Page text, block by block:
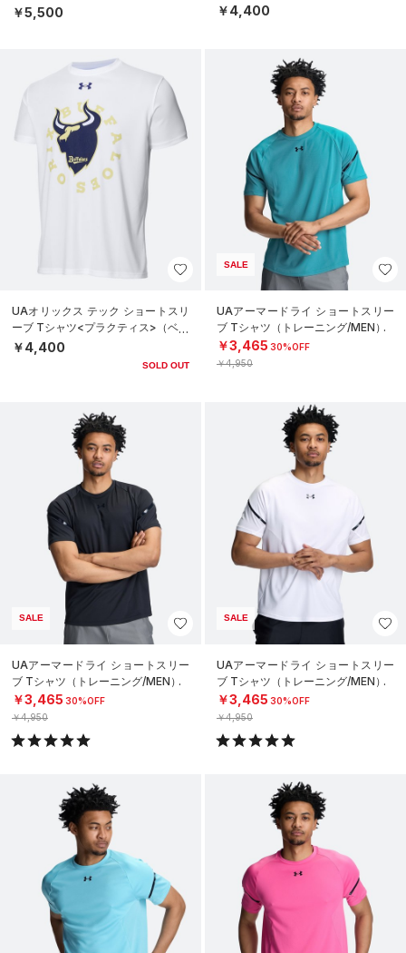
MEN）
￥5,500 ￥4,400
UAオリックス テック ショートスリ
ーブ Tシャツ<プラクティス>（ベー
スボール/UNISEX）
￥4,400
SOLD OUT
SALE
UAアーマードライ ショートスリー
ブ Tシャツ（トレーニング/MEN）
￥3,465 30%OFF
￥4,950
SALE
UAアーマードライ ショートスリー
ブ Tシャツ（トレーニング/MEN）
￥3,465 30%OFF
￥4,950
SALE
UAアーマードライ ショートスリー
ブ Tシャツ（トレーニング/MEN）
￥3,465 30%OFF
￥4,950